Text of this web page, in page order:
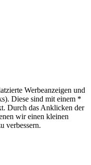
Werbeanzeigen und
Diese sind mit einem *
Durch das Anklicken der
wir einen kleinen
verbessern.